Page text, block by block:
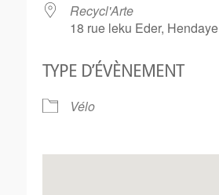
Recycl'Arte
18 rue leku Eder, Hendaye
TYPE D’ÉVÈNEMENT
Vélo